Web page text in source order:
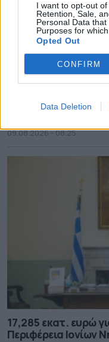
I want to opt-out of
Retention, Sale,
Personal Data
Purposes for
Opted Out
CONFIRM
Data Deletion
11ο «Συναπάντημα
09.08.2026 - 08.25
17,285 εκατ. ευρώ
Περιφέρεια Ιονίων